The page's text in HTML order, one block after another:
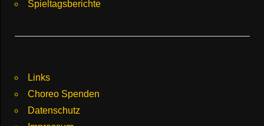
Spieltagsberichte
Links
Choreo Spenden
Datenschutz